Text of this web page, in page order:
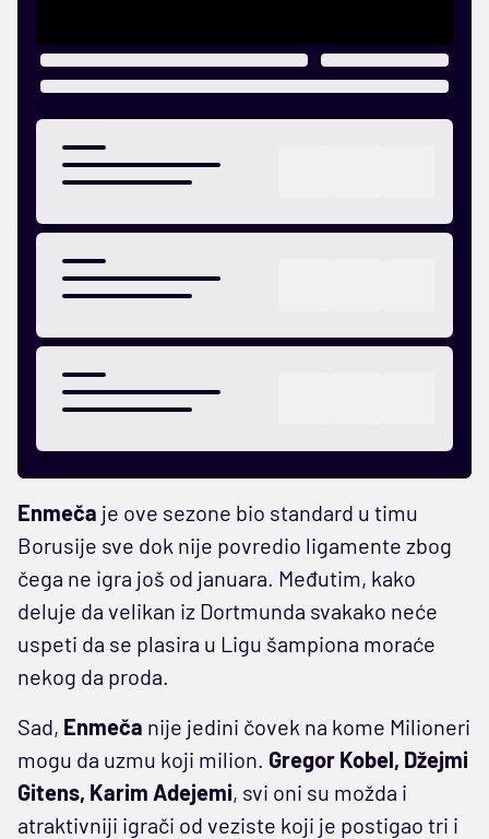
Enmeča je ove sezone bio standard u timu
Borusije sve dok nije povredio ligamente zbog
čega ne igra još od januara. Međutim, kako
deluje da velikan iz Dortmunda svakako neće
uspeti da se plasira u Ligu šampiona moraće
nekog da proda.
Sad, Enmeča nije jedini čovek na kome Milioneri
mogu da uzmu koji milion. Gregor Kobel, Džejmi
Gitens, Karim Adejemi, svi oni su možda i
atraktivniji igrači od veziste koji je postigao tri i